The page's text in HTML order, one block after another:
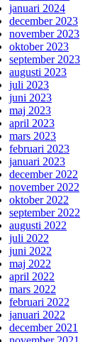
januari 2024
december 2023
november 2023
oktober 2023
september 2023
augusti 2023
juli 2023
juni 2023
maj 2023
april 2023
mars 2023
februari 2023
januari 2023
december 2022
november 2022
oktober 2022
september 2022
augusti 2022
juli 2022
juni 2022
maj 2022
april 2022
mars 2022
februari 2022
januari 2022
december 2021